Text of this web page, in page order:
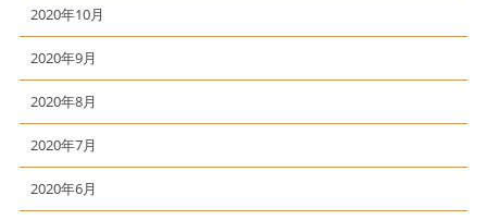
2020年10月
2020年9月
2020年8月
2020年7月
2020年6月